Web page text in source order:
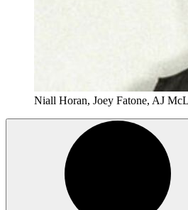
Niall Horan, Joey Fatone, AJ